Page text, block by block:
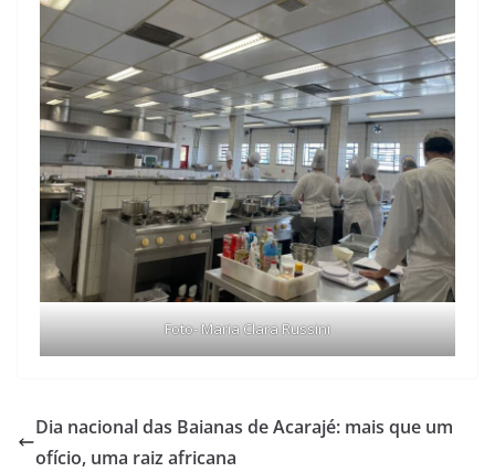
Foto- Maria Clara Russini
Dia nacional das Baianas de Acarajé: mais que um
ofício, uma raiz africana